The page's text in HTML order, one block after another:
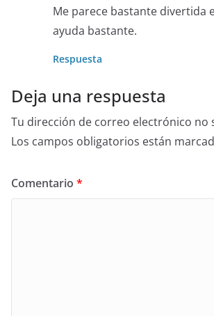
Me parece bastante divertida
ayuda bastante.
Respuesta
Deja una respuesta
Tu dirección de correo electrónico no
Los campos obligatorios están
Comentario *